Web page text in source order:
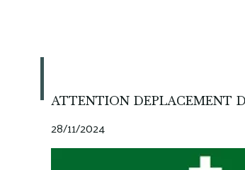
ATTENTION DEPLACEMENT
28/11/2024